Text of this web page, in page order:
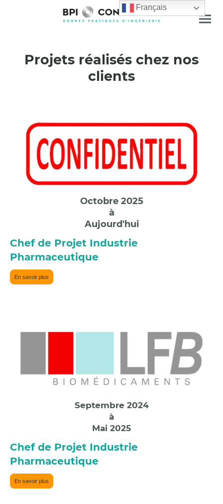
Projets réalisés chez nos
clients
Octobre 2025
à
Aujourd'hui
Chef de Projet Industrie
Pharmaceutique
En savoir plus
Septembre 2024
à
Mai 2025
Chef de Projet Industrie
Pharmaceutique
En savoir plus
Français